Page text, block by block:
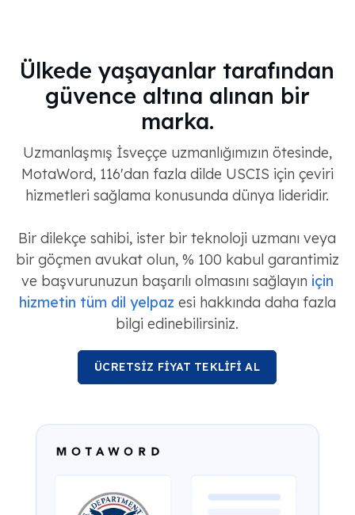
Ülkede yaşayanlar tarafından
güvence altına alınan bir
marka.
Uzmanlaşmış İsveççe uzmanlığımızın ötesinde,
MotaWord, 116'dan fazla dilde USCIS için çeviri
hizmetleri sağlama konusunda dünya lideridir.
Bir dilekçe sahibi, ister bir teknoloji uzmanı veya
bir göçmen avukat olun, % 100 kabul garantimiz
ve başvurunuzun başarılı olmasını sağlayın için
hizmetin tüm dil yelpaz esi hakkında daha fazla
bilgi edinebilirsiniz.
ÜCRETSİZ FİYAT TEKLİFİ AL